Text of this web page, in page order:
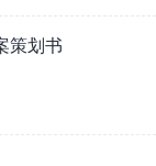
策划书